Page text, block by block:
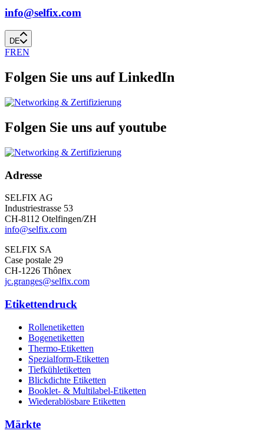
info@selfix.com
DE
FREN
Folgen Sie uns auf LinkedIn
Folgen Sie uns auf youtube
Adresse
SELFIX AG
Industriestrasse 53
CH-8112 Otelfingen/ZH
info@selfix.com
SELFIX SA
Case postale 29
CH-1226 Thônex
jc.granges@selfix.com
Etikettendruck
Rollenetiketten
Bogenetiketten
Thermo-Etiketten
Spezialform-Etiketten
Tiefkühletiketten
Blickdichte Etiketten
Booklet- & Multilabel-Etiketten
Wiederablösbare Etiketten
Märkte